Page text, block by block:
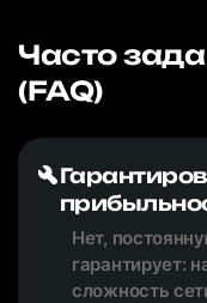
Часто
(FAQ)
Нет,
гарантирует:
сложность